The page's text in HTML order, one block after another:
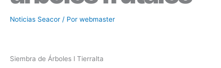
Noticias Seacor / Por webmaster
Siembra de Árboles l Tierralta